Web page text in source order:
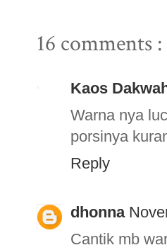
16 comments :
Kaos
Warna nya
porsinya
Reply
dhonna
Cantik mb